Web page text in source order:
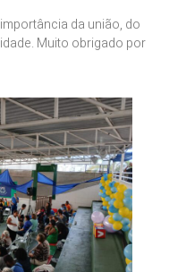
da união, do
Muito obrigado por